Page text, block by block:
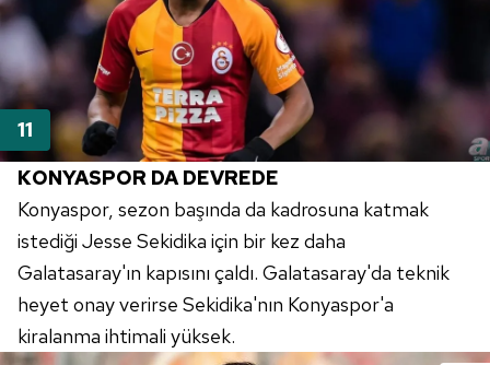
KONYASPOR DA DEVREDE
Konyaspor, sezon başında da kadrosuna katmak
istediği Jesse Sekidika için bir kez daha
Galatasaray'ın kapısını çaldı. Galatasaray'da teknik
heyet onay verirse Sekidika'nın Konyaspor'a
kiralanma ihtimali yüksek.